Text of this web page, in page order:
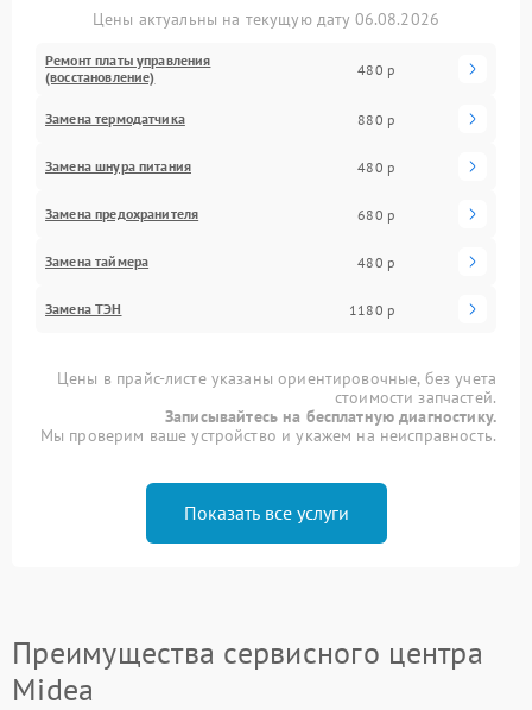
Цены актуальны на текущую дату 06.08.2026
Ремонт платы управления
(восстановление)
480 р
Замена термодатчика 880 р
Замена шнура питания 480 р
Замена предохранителя 680 р
Замена таймера 480 р
Замена ТЭН 1180 р
Цены в прайс-листе указаны ориентировочные, без учета
стоимости запчастей.
Записывайтесь на бесплатную диагностику.
Мы проверим ваше устройство и укажем на неисправность.
Показать все услуги
Преимущества сервисного центра
Midea